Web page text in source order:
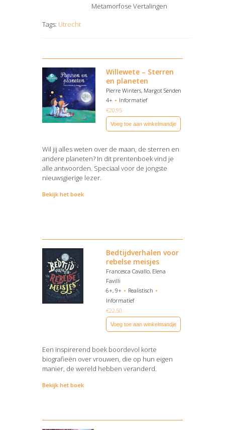
Metamorfose Vertalingen
Tags: Utrecht
Willewete – Sterren
en planeten
Pierre Winters, Margot Senden
4+
Informatief
€20,95
Voeg toe aan winkelmandje
Wil jij alles weten over de maan, de sterren en
andere planeten? In dit prentenboek vind je
alle antwoorden. Speciaal voor de jongste
nieuwsgierige lezer.
Bekijk het boek
Bedtijdverhalen voor
rebelse meisjes
Francesca Cavallo, Elena
Favilli
6+, 9+
Realistisch
Informatief
€22,50
Voeg toe aan winkelmandje
Een inspirerend boek boordevol korte
biografieën over vrouwen, die op hun eigen
manier, de wereld hebben veranderd.
Bekijk het boek